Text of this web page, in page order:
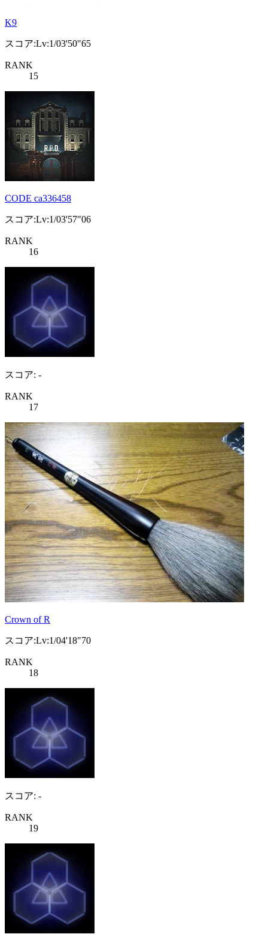
K9
スコア:Lv:1/03'50"65
RANK
15
CODE ca336458
スコア:Lv:1/03'57"06
RANK
16
スコア: -
RANK
17
Crown of R
スコア:Lv:1/04'18"70
RANK
18
スコア: -
RANK
19